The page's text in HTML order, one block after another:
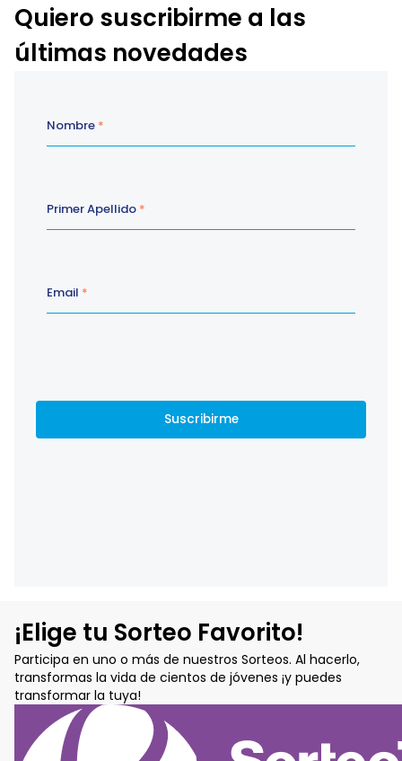
Quiero suscribirme a las
últimas novedades
¡Elige tu Sorteo Favorito!
Participa en uno o más de nuestros Sorteos. Al hacerlo,
transformas la vida de cientos de jóvenes ¡y puedes
transformar la tuya!